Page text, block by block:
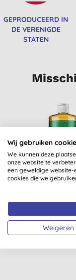
GEPRODUCEERD IN
DE VERENIGDE
STATEN
Vloeibare
945ml
€ 28,95
Wij gebruiken
We kunnen deze
onze website te
een geweldige
cookies die we
Weigeren